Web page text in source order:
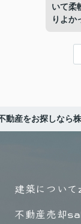
いて柔
りよか
動産をお探しなら
建築について
不動産売却